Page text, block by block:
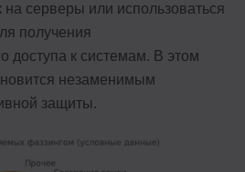
на серверы или использоваться
получения
доступа к системам. В этом
незаменимым
защиты.